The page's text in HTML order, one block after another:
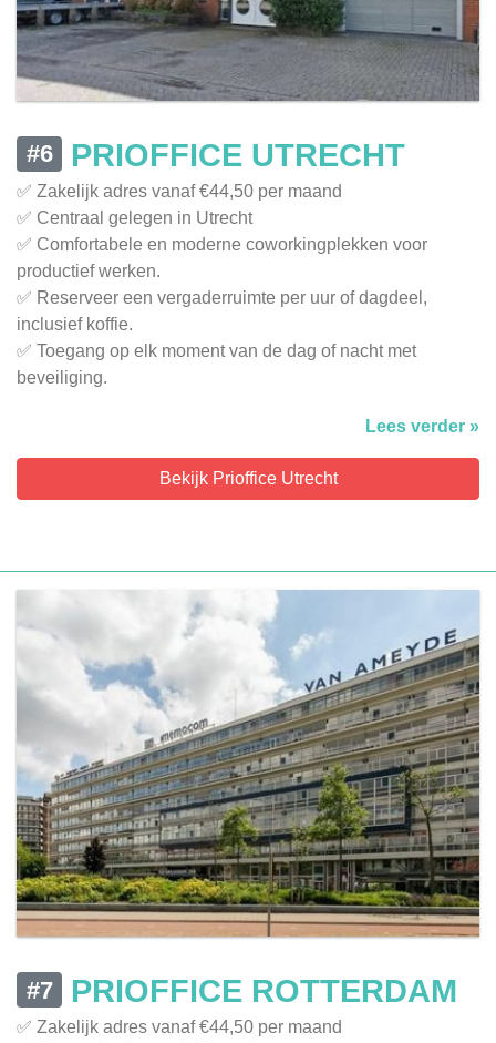
#6 PRIOFFICE UTRECHT
✅ Zakelijk adres vanaf €44,50 per maand
✅ Centraal gelegen in Utrecht
✅ Comfortabele en moderne coworkingplekken voor
productief werken.
✅ Reserveer een vergaderruimte per uur of dagdeel,
inclusief koffie.
✅ Toegang op elk moment van de dag of nacht met
beveiliging.
Lees verder »
Bekijk Prioffice Utrecht
#7 PRIOFFICE ROTTERDAM
✅ Zakelijk adres vanaf €44,50 per maand